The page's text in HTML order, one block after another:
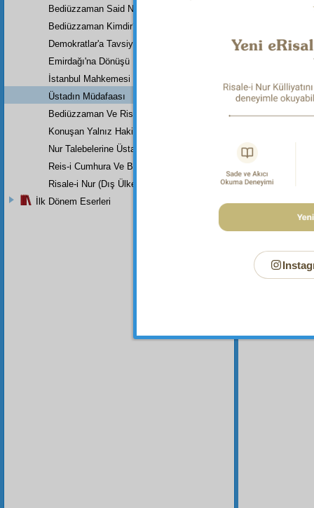
Bediüzzaman Said Nursî
Bediüzzaman Kimdir?
Demokratlar'a Tavsiye
Emirdağı'na Dönüşü
İstanbul Mahkemesi
Üstadın Müdafaası
Bediüzzaman Ve Risale-İ Nur (Risale-İ Nur Nedir, Nasıl Bir
Konuşan Yalnız Hakikattir
Nur Talebelerine Üstad Bediüzzaman'ın Son Dersi
Reis-i Cumhura Ve Başvekile
Risale-i Nur (Dış Ülkeler)
İlk Dönem Eserleri